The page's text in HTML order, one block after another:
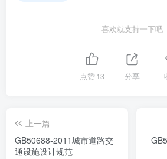
喜欢就支持一下吧
点赞13 分享
上一篇
GB50688-2011城市道路交
通设施设计规范